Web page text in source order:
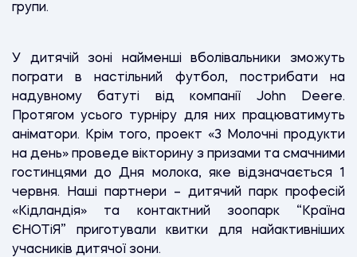
групи.
У дитячій зоні найменші вболівальники зможуть
пограти в настільний футбол, пострибати на
надувному батуті від компанії John Deere.
Протягом усього турніру для них працюватимуть
аніматори. Крім того, проект «3 Молочні продукти
на день» проведе вікторину з призами та смачними
гостинцями до Дня молока, яке відзначається 1
червня. Наші партнери – дитячий парк професій
«Кідландія» та контактний зоопарк “Країна
ЄНОТіЯ” приготували квитки для найактивніших
учасників дитячої зони.